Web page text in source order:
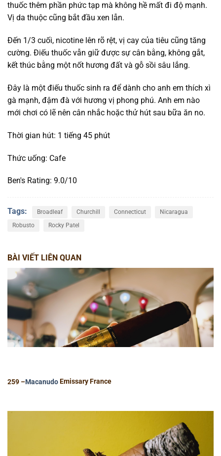
thuốc thêm phần phức tạp mà không hề mất đi độ mạnh.
Vị da thuộc cũng bắt đầu xen lẫn.
Đến 1/3 cuối, nicotine lên rõ rệt, vị cay của tiêu cũng tăng
cường. Điếu thuốc vẫn giữ được sự cân bằng, không gắt,
kết thúc bằng một nốt hương đất và gỗ sồi sâu lắng.
Đây là một điếu thuốc sinh ra để dành cho anh em thích xì
gà mạnh, đậm đà với hương vị phong phú. Anh em nào
mới chơi có lẽ nên cân nhắc hoặc thử hút sau bữa ăn no.
Thời gian hút: 1 tiếng 45 phút
Thức uống: Cafe
Ben's Rating: 9.0/10
Tags: Broadleaf Churchill Connecticut
Nicaragua
Robusto
Rocky Patel
BÀI VIẾT LIÊN QUAN
259 –MacanudoEmissary France